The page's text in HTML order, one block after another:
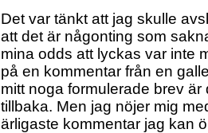
Det var tänkt att jag skulle
att det är någonting som
mina odds att lyckas var inte
på en kommentar från en
mitt noga formulerade brev
tillbaka. Men jag nöjer mig
ärligaste kommentar jag kan